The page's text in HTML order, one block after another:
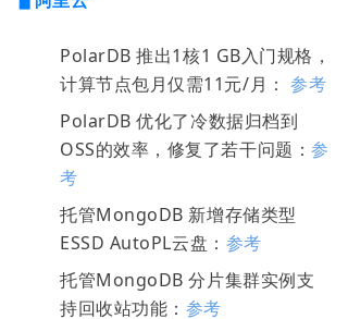
PolarDB 推出1核1 GB入门规格，
计算节点包月仅需11元/月：参考
PolarDB 优化了冷数据归档到
OSS的效率，修复了若干问题：参
考
托管MongoDB 新增存储类型
ESSD AutoPL云盘： 参考
托管MongoDB 分片集群实例支
持回收站功能： 参考